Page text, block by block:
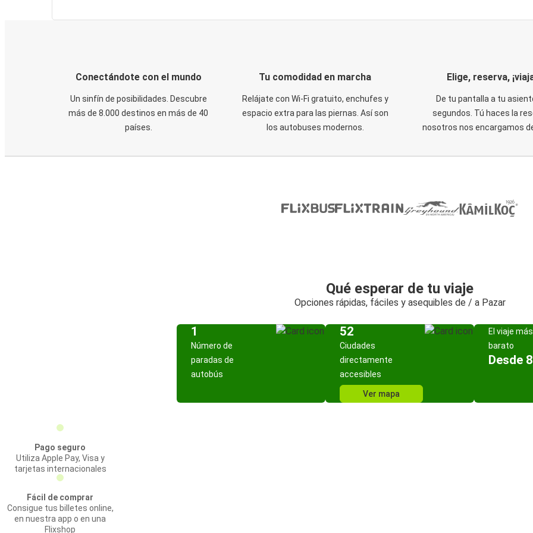
Conectándote con el mundo
Un sinfín de posibilidades. Descubre
más de 8.000 destinos en más de 40
países.
Tu comodidad en marcha
Relájate con Wi-Fi gratuito, enchufes y
espacio extra para las piernas. Así son
los autobuses modernos.
Elige, reserva,
De tu pantalla a tu
segundos. Tú haces la
nosotros nos encargamos
Qué esperar de tu viaje
Opciones rápidas, fáciles y asequibles de / a Pazar
1
Número de
paradas de
autobús
52
Ciudades
directamente
accesibles
Ver mapa
El viaje más
barato
Desde
Pago seguro
Utiliza Apple Pay, Visa y
tarjetas internacionales
Fácil de comprar
Consigue tus billetes online,
en nuestra app o en una
Flixshop